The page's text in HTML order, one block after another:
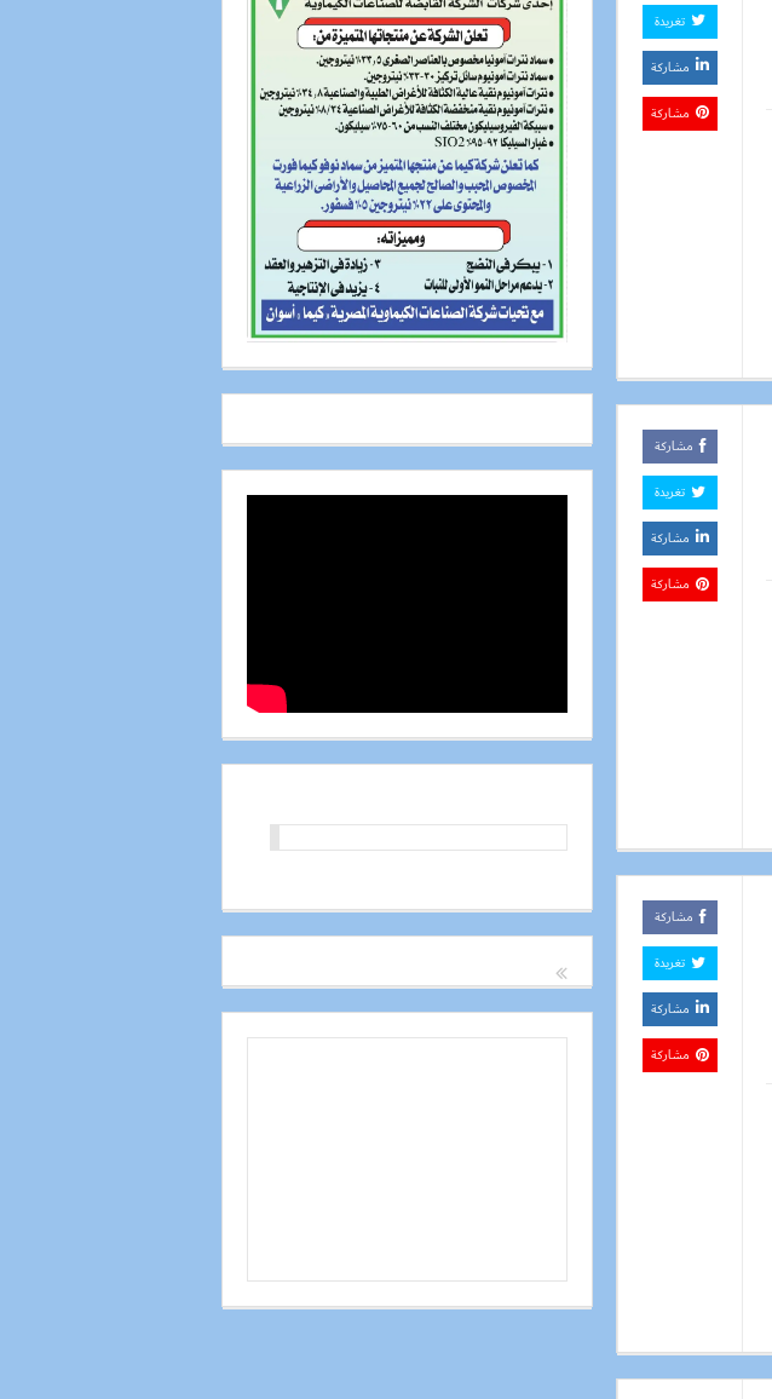
تغريدة
مشاركة
مشاركة
مشاركة
تغريدة
مشاركة
مشاركة
مشاركة
تغريدة
مشاركة
مشاركة